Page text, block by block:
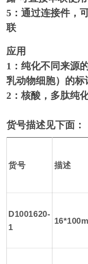
5：通过连接件，
联
应用
1：纯化不同来源
乳动物细胞）的标
2：核酸，多肽纯
货号描述见下面：
货号 描述
D1001620-
1